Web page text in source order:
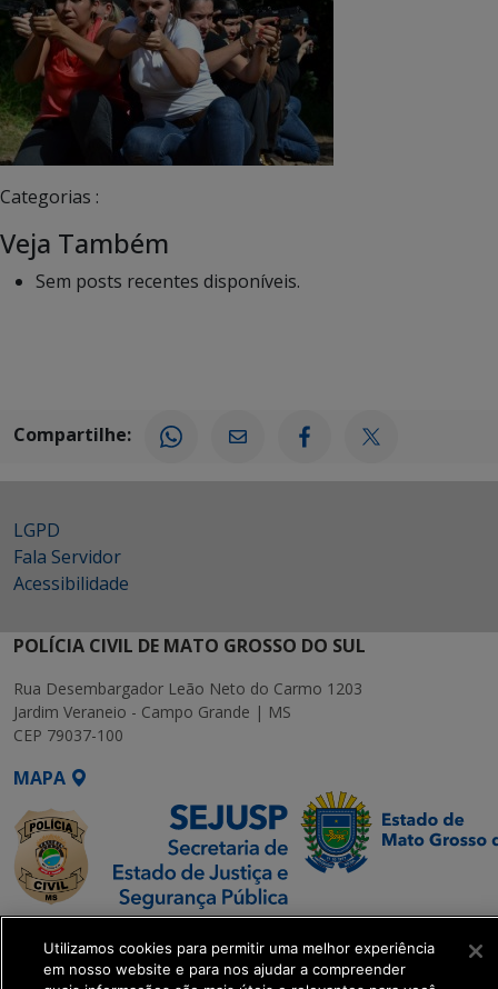
Categorias :
Veja Também
Sem posts recentes disponíveis.
Compartilhe:
LGPD
Fala Servidor
Acessibilidade
POLÍCIA CIVIL DE MATO GROSSO DO SUL
Rua Desembargador Leão Neto do Carmo 1203
Jardim Veraneio - Campo Grande | MS
CEP 79037-100
MAPA
SETDIG | Secretaria-
Executiva de
Utilizamos cookies para permitir uma melhor experiência
em nosso website e para nos ajudar a compreender